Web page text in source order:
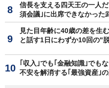
信長を支える四天王の一人
須会議｣に出席できなかった
見た目年齢に40歳の差を生
と話す1日にわずか10回の"
｢収入｣でも｢金融知識｣でも
不安を解消する｢最強資産｣